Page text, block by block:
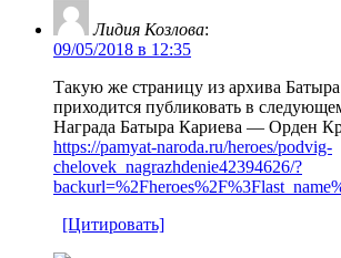
Лидия Козлова:
09/05/2018 в 12:35
Такую же страницу из архива
приходится публиковать в
Награда Батыра Кариева — Орден
https://pamyat-naroda.ru/heroes/podvig-
chelovek_nagrazhdenie42394626/?
[Цитировать]